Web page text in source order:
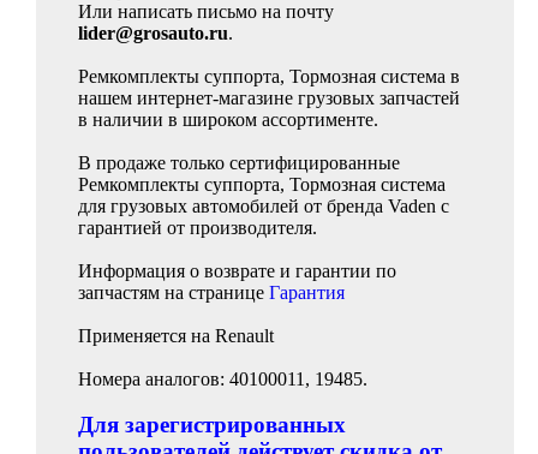
Или написать письмо на почту
lider@grosauto.ru.
Ремкомплекты суппорта, Тормозная система в
нашем интернет-магазине грузовых запчастей
в наличии в широком ассортименте.
В продаже только сертифицированные
Ремкомплекты суппорта, Тормозная система
для грузовых автомобилей от бренда Vaden с
гарантией от производителя.
Информация о возврате и гарантии по
запчастям на странице Гарантия
Применяется на Renault
Номера аналогов: 40100011, 19485.
Для зарегистрированных